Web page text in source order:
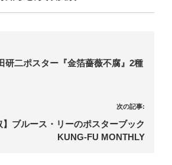
研二ポスター『金箔薔薇不腐』2種
次の記事:
】ブルース・リーのポスターブック
KUNG-FU MONTHLY